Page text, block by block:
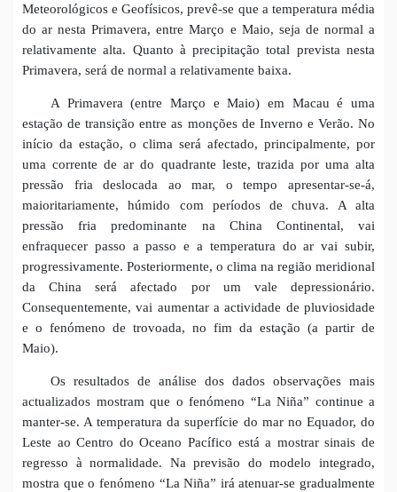
Meteorológicos e Geofísicos, prevê-se que a temperatura média
do ar nesta Primavera, entre Março e Maio, seja de normal a
relativamente alta. Quanto à precipitação total prevista nesta
Primavera, será de normal a relativamente baixa.
A Primavera (entre Março e Maio) em Macau é uma
estação de transição entre as monções de Inverno e Verão. No
início da estação, o clima será afectado, principalmente, por
uma corrente de ar do quadrante leste, trazida por uma alta
pressão fria deslocada ao mar, o tempo apresentar-se-á,
maioritariamente, húmido com períodos de chuva. A alta
pressão fria predominante na China Continental, vai
enfraquecer passo a passo e a temperatura do ar vai subir,
progressivamente. Posteriormente, o clima na região meridional
da China será afectado por um vale depressionário.
Consequentemente, vai aumentar a actividade de pluviosidade
e o fenómeno de trovoada, no fim da estação (a partir de
Maio).
Os resultados de análise dos dados observações mais
actualizados mostram que o fenómeno “La Niña” continue a
manter-se. A temperatura da superfície do mar no Equador, do
Leste ao Centro do Oceano Pacífico está a mostrar sinais de
regresso à normalidade. Na previsão do modelo integrado,
mostra que o fenómeno “La Niña” irá atenuar-se gradualmente